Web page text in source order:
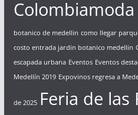
botanico de medellin como llegar
costo entrada jardin botanico medellin
escapada urbana Eventos Eventos
Medellín 2019 Expovinos regresa a
de 2025 Feria de las